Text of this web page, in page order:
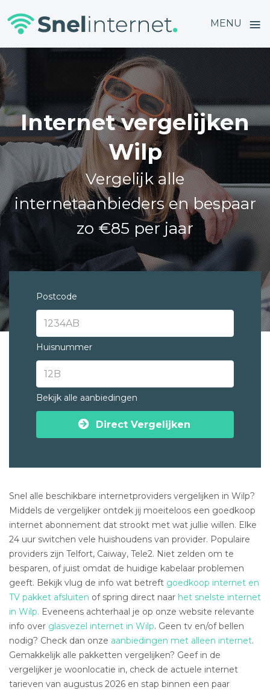
MENU ≡
Skip
to
content
Internet vergelijken
Wilp
Vergelijk alle
internetaanbieders en bespaar
zo €85 per jaar
Postcode
Huisnummer
Bekijk alle aanbiedingen
Direct Vergelijken
Snel alle beschikbare internetproviders vergelijken in Wilp?
Middels de vergelijker ontdek jij moeiteloos een goedkoop
internet abonnement dat strookt met wat jullie willen. Elke
24 uur switchen vele huishoudens van provider. Populaire
providers zijn Telfort, Caiway, Tele2. Niet zelden om te
besparen, of juist omdat de huidige kabelaar problemen
geeft. Bekijk vlug de info wat betreft goedkoop internet en
TV pakket afsluiten of spring direct naar het snelste internet
in Wilp. Eveneens achterhaal je op onze website relevante
info over glasvezel internet in Wilp. Geen tv en/of bellen
nodig? Check dan onze aanbiedingen met alleen internet.
Gemakkelijk alle pakketten vergelijken? Geef in de
vergelijker je woonlocatie in, check de actuele internet
tarieven van augustus 2026 en stap binnen een paar